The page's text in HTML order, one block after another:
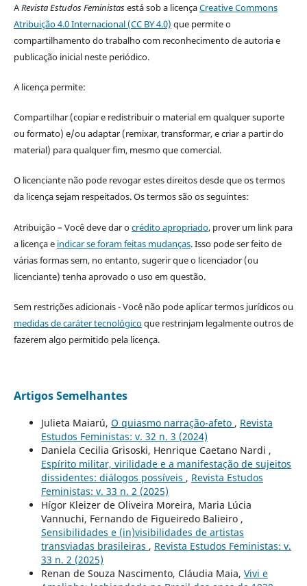
ARevista Estudos Feministasestá sob a licençaCreative Commons
Atribuição 4.0 Internacional (CC BY 4.0) que permite o
compartilhamento do trabalho com reconhecimento de autoria e
publicação inicial neste periódico.
A licença permite:
Compartilhar (copiar e redistribuir o material em qualquer suporte
ou formato) e/ou adaptar (remixar, transformar, e criar a partir do
material) para qualquer fim, mesmo que comercial.
O licenciante não pode revogar estes direitos desde que os termos
da licença sejam respeitados. Os termos são os seguintes:
Atribuição – Você deve dar ocrédito apropriado, prover um link para
a licença e indicar se foram feitas mudanças. Isso pode ser feito de
várias formas sem, no entanto, sugerir que o licenciador (ou
licenciante) tenha aprovado o uso em questão.
Sem restrições adicionais - Você não pode aplicar termos jurídicos ou
medidas de caráter tecnológicoque restrinjam legalmente outros de
fazerem algo permitido pela licença.
Artigos Semelhantes
Julieta Maiarú, O quiasmo narração-afeto , Revista
Estudos Feministas: v. 32 n. 3 (2024)
Daniela Cecilia Grisoski, Henrique Caetano Nardi ,
Espírito militar, virilidade e a manifestação de sujeitos
dissidentes: diálogos possíveis , Revista Estudos
Feministas: v. 33 n. 2 (2025)
Hígor Kleizer de Oliveira Moreira, Maria Lúcia
Vannuchi, Fernando de Figueiredo Balieiro ,
Sensibilidades e (in)visibilidades de artistas
transviadas brasileiras , Revista Estudos Feministas: v.
33 n. 2 (2025)
Renan de Souza Nascimento, Cláudia Maia, Vivi e